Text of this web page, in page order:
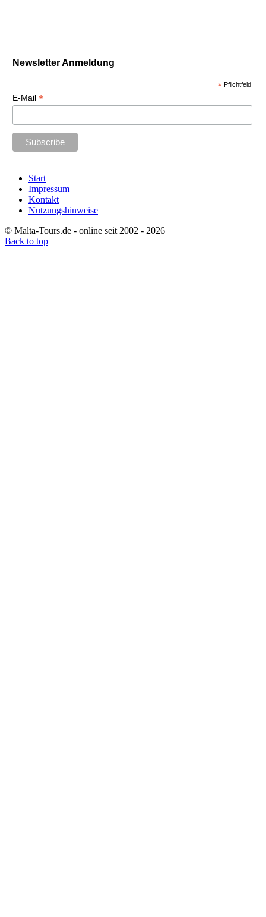
Newsletter Anmeldung
* Pflichtfeld
E-Mail *
Start
Impressum
Kontakt
Nutzungshinweise
© Malta-Tours.de - online seit 2002 - 2026
Back to top